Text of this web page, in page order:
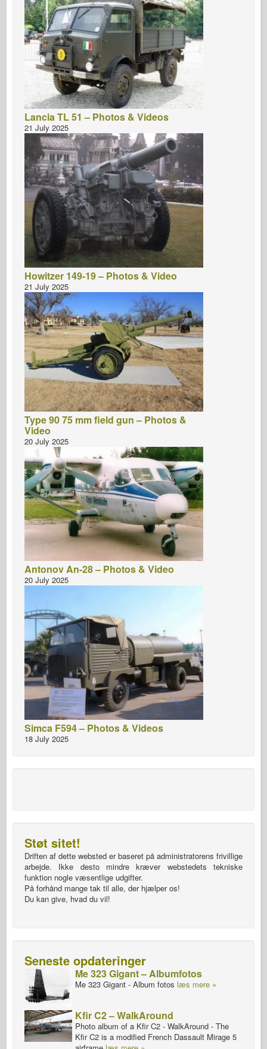
Lancia TL 51 – Photos & Videos
21 July 2025
Howitzer 149-19 – Photos & Video
21 July 2025
Type 90 75 mm field gun – Photos &
Video
20 July 2025
Antonov An-28 – Photos & Video
20 July 2025
Simca F594 – Photos & Videos
18 July 2025
Støt sitet!
Driften af dette websted er baseret på administratorens frivillige
arbejde. Ikke desto mindre kræver webstedets tekniske
funktion nogle væsentlige udgifter.
På forhånd mange tak til alle, der hjælper os!
Du kan give, hvad du vil!
Seneste opdateringer
Me 323 Gigant – Albumfotos
Me 323 Gigant - Album fotos læs mere »
Kfir C2 – WalkAround
Photo album of a Kfir C2 - WalkAround - The
Kfir C2 is a modified French Dassault Mirage 5